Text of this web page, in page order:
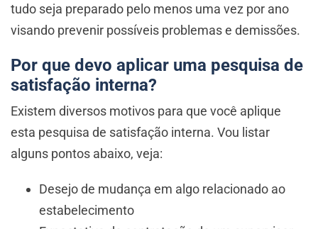
tudo seja preparado pelo menos uma vez por ano
visando prevenir possíveis problemas e demissões.
Por que devo aplicar uma pesquisa de
satisfação interna?
Existem diversos motivos para que você aplique
esta pesquisa de satisfação interna. Vou listar
alguns pontos abaixo, veja:
Desejo de mudança em algo relacionado ao
estabelecimento